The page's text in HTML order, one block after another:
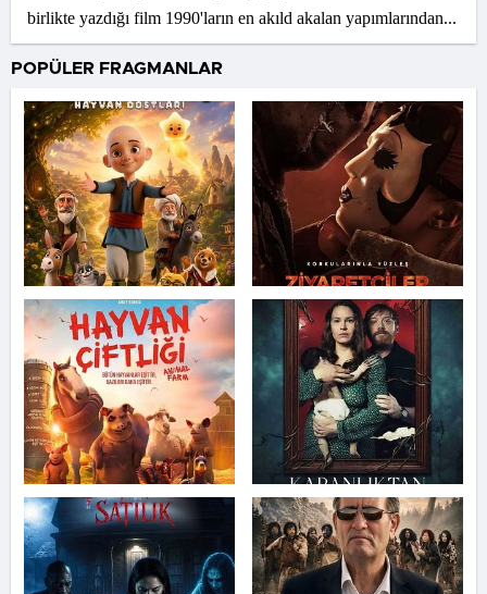
birlikte yazdığı film 1990'ların en akıld akalan yapımlarından...
POPÜLER FRAGMANLAR